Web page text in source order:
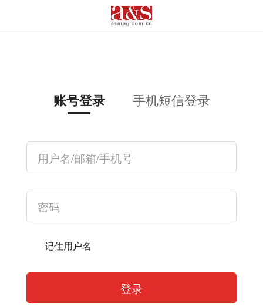
账号登录 手机短信登录
记住用户名